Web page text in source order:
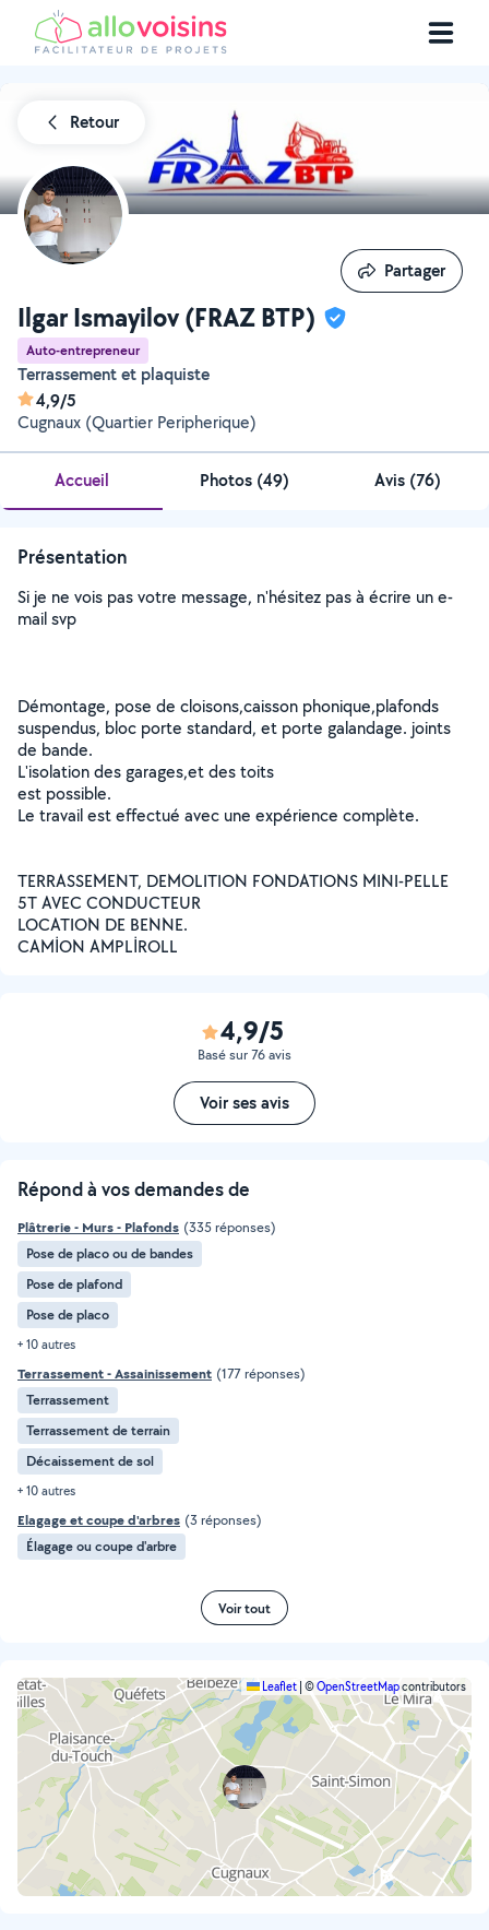
Retour
Ilgar Ismayilov (FRAZ BTP)
Auto-entrepreneur
Terrassement et plaquiste
4,9/5
Cugnaux (Quartier Peripherique)
Partager
Partager
Accueil Photos (49) Avis (76)
Présentation
Si je ne vois pas votre message, n'hésitez pas à écrire un e-
mail svp
Démontage, pose de cloisons,caisson phonique,plafonds
suspendus, bloc porte standard, et porte galandage. joints
de bande.
L'isolation des garages,et des toits
est possible.
Le travail est effectué avec une expérience complète.
TERRASSEMENT, DEMOLITION FONDATIONS MINI-PELLE
5T AVEC CONDUCTEUR
LOCATION DE BENNE.
CAMİON AMPLİROLL
4,9/5
Basé sur 76 avis
Voir ses avis
Répond à vos demandes de
Plâtrerie - Murs - Plafonds (335 réponses)
Pose de placo ou de bandes
Pose de plafond
Pose de placo
+ 10 autres
Terrassement - Assainissement (177 réponses)
Terrassement
Terrassement de terrain
Décaissement de sol
+ 10 autres
Elagage et coupe d'arbres (3 réponses)
Élagage ou coupe d'arbre
Voir tout
Leaflet ©OpenStreetMapcontributors